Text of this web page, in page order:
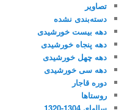
تصاویر
دسته‌بندی نشده
دهه بیست خورشیدی
دهه پنجاه خورشیدی
دهه چهل خورشیدی
دهه سی خورشیدی
دوره قاجار
روستاها